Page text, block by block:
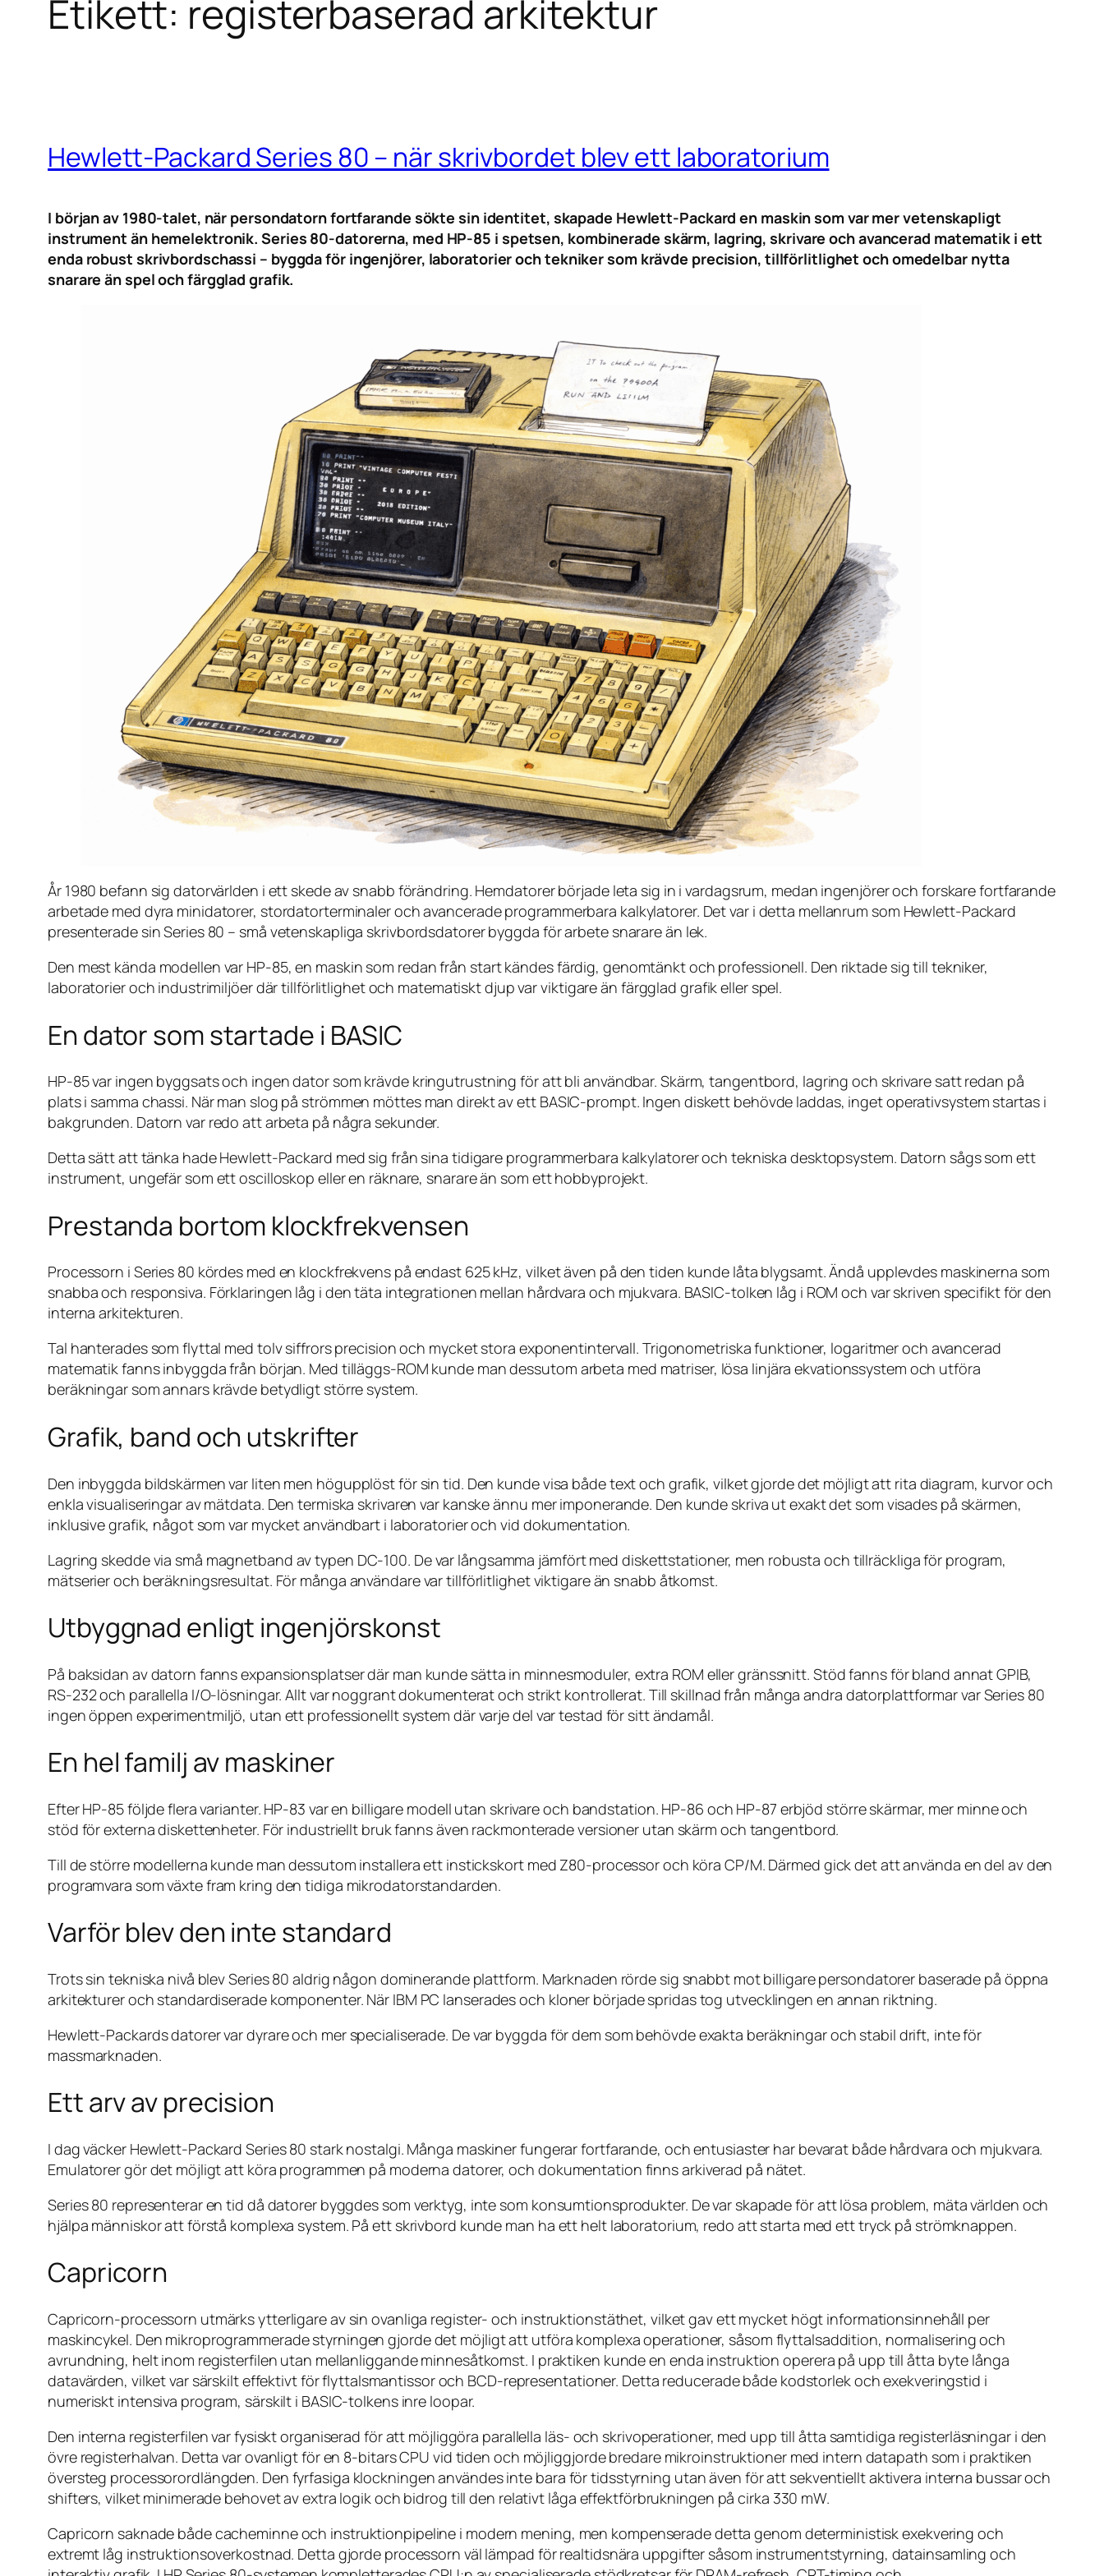
Etikett: registerbaserad arkitektur
Hewlett-Packard Series 80 – när skrivbordet blev ett laboratorium
I början av 1980-talet, när persondatorn fortfarande sökte sin identitet, skapade Hewlett-Packard en maskin som var mer vetenskapligt
instrument än hemelektronik. Series 80-datorerna, med HP-85 i spetsen, kombinerade skärm, lagring, skrivare och avancerad matematik i ett
enda robust skrivbordschassi – byggda för ingenjörer, laboratorier och tekniker som krävde precision, tillförlitlighet och omedelbar nytta
snarare än spel och färgglad grafik.
År 1980 befann sig datorvärlden i ett skede av snabb förändring. Hemdatorer började leta sig in i vardagsrum, medan ingenjörer och forskare fortfarande
arbetade med dyra minidatorer, stordatorterminaler och avancerade programmerbara kalkylatorer. Det var i detta mellanrum som Hewlett-Packard
presenterade sin Series 80 – små vetenskapliga skrivbordsdatorer byggda för arbete snarare än lek.
Den mest kända modellen var HP-85, en maskin som redan från start kändes färdig, genomtänkt och professionell. Den riktade sig till tekniker,
laboratorier och industrimiljöer där tillförlitlighet och matematiskt djup var viktigare än färgglad grafik eller spel.
En dator som startade i BASIC
HP-85 var ingen byggsats och ingen dator som krävde kringutrustning för att bli användbar. Skärm, tangentbord, lagring och skrivare satt redan på
plats i samma chassi. När man slog på strömmen möttes man direkt av ett BASIC-prompt. Ingen diskett behövde laddas, inget operativsystem startas i
bakgrunden. Datorn var redo att arbeta på några sekunder.
Detta sätt att tänka hade Hewlett-Packard med sig från sina tidigare programmerbara kalkylatorer och tekniska desktopsystem. Datorn sågs som ett
instrument, ungefär som ett oscilloskop eller en räknare, snarare än som ett hobbyprojekt.
Prestanda bortom klockfrekvensen
Processorn i Series 80 kördes med en klockfrekvens på endast 625 kHz, vilket även på den tiden kunde låta blygsamt. Ändå upplevdes maskinerna som
snabba och responsiva. Förklaringen låg i den täta integrationen mellan hårdvara och mjukvara. BASIC-tolken låg i ROM och var skriven specifikt för den
interna arkitekturen.
Tal hanterades som flyttal med tolv siffrors precision och mycket stora exponentintervall. Trigonometriska funktioner, logaritmer och avancerad
matematik fanns inbyggda från början. Med tilläggs-ROM kunde man dessutom arbeta med matriser, lösa linjära ekvationssystem och utföra
beräkningar som annars krävde betydligt större system.
Grafik, band och utskrifter
Den inbyggda bildskärmen var liten men högupplöst för sin tid. Den kunde visa både text och grafik, vilket gjorde det möjligt att rita diagram, kurvor och
enkla visualiseringar av mätdata. Den termiska skrivaren var kanske ännu mer imponerande. Den kunde skriva ut exakt det som visades på skärmen,
inklusive grafik, något som var mycket användbart i laboratorier och vid dokumentation.
Lagring skedde via små magnetband av typen DC-100. De var långsamma jämfört med diskettstationer, men robusta och tillräckliga för program,
mätserier och beräkningsresultat. För många användare var tillförlitlighet viktigare än snabb åtkomst.
Utbyggnad enligt ingenjörskonst
På baksidan av datorn fanns expansionsplatser där man kunde sätta in minnesmoduler, extra ROM eller gränssnitt. Stöd fanns för bland annat GPIB,
RS-232 och parallella I/O-lösningar. Allt var noggrant dokumenterat och strikt kontrollerat. Till skillnad från många andra datorplattformar var Series 80
ingen öppen experimentmiljö, utan ett professionellt system där varje del var testad för sitt ändamål.
En hel familj av maskiner
Efter HP-85 följde flera varianter. HP-83 var en billigare modell utan skrivare och bandstation. HP-86 och HP-87 erbjöd större skärmar, mer minne och
stöd för externa diskettenheter. För industriellt bruk fanns även rackmonterade versioner utan skärm och tangentbord.
Till de större modellerna kunde man dessutom installera ett instickskort med Z80-processor och köra CP/M. Därmed gick det att använda en del av den
programvara som växte fram kring den tidiga mikrodatorstandarden.
Varför blev den inte standard
Trots sin tekniska nivå blev Series 80 aldrig någon dominerande plattform. Marknaden rörde sig snabbt mot billigare persondatorer baserade på öppna
arkitekturer och standardiserade komponenter. När IBM PC lanserades och kloner började spridas tog utvecklingen en annan riktning.
Hewlett-Packards datorer var dyrare och mer specialiserade. De var byggda för dem som behövde exakta beräkningar och stabil drift, inte för
massmarknaden.
Ett arv av precision
I dag väcker Hewlett-Packard Series 80 stark nostalgi. Många maskiner fungerar fortfarande, och entusiaster har bevarat både hårdvara och mjukvara.
Emulatorer gör det möjligt att köra programmen på moderna datorer, och dokumentation finns arkiverad på nätet.
Series 80 representerar en tid då datorer byggdes som verktyg, inte som konsumtionsprodukter. De var skapade för att lösa problem, mäta världen och
hjälpa människor att förstå komplexa system. På ett skrivbord kunde man ha ett helt laboratorium, redo att starta med ett tryck på strömknappen.
Capricorn
Capricorn-processorn utmärks ytterligare av sin ovanliga register- och instruktionstäthet, vilket gav ett mycket högt informationsinnehåll per
maskincykel. Den mikroprogrammerade styrningen gjorde det möjligt att utföra komplexa operationer, såsom flyttalsaddition, normalisering och
avrundning, helt inom registerfilen utan mellanliggande minnesåtkomst. I praktiken kunde en enda instruktion operera på upp till åtta byte långa
datavärden, vilket var särskilt effektivt för flyttalsmantissor och BCD-representationer. Detta reducerade både kodstorlek och exekveringstid i
numeriskt intensiva program, särskilt i BASIC-tolkens inre loopar.
Den interna registerfilen var fysiskt organiserad för att möjliggöra parallella läs- och skrivoperationer, med upp till åtta samtidiga registerläsningar i den
övre registerhalvan. Detta var ovanligt för en 8-bitars CPU vid tiden och möjliggjorde bredare mikroinstruktioner med intern datapath som i praktiken
översteg processorordlängden. Den fyrfasiga klockningen användes inte bara för tidsstyrning utan även för att sekventiellt aktivera interna bussar och
shifters, vilket minimerade behovet av extra logik och bidrog till den relativt låga effektförbrukningen på cirka 330 mW.
Capricorn saknade både cacheminne och instruktionpipeline i modern mening, men kompenserade detta genom deterministisk exekvering och
extremt låg instruktionsoverkostnad. Detta gjorde processorn väl lämpad för realtidsnära uppgifter såsom instrumentstyrning, datainsamling och